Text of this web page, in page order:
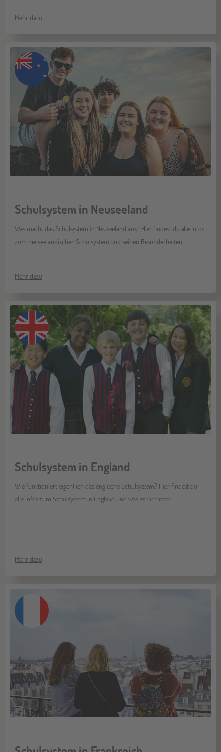
Mehr dazu
Schulsystem in Neuseeland
Was macht das Schulsystem in Neuseeland aus? Hier findest du alle Infos
zum neuseeländischen Schulsystem und seinen Besonderheiten.
Mehr dazu
Schulsystem in England
Wie funktioniert eigentlich das englische Schulsystem? Hier findest du
alle Infos zum Schulsystem in England und was es dir bietet.
Mehr dazu